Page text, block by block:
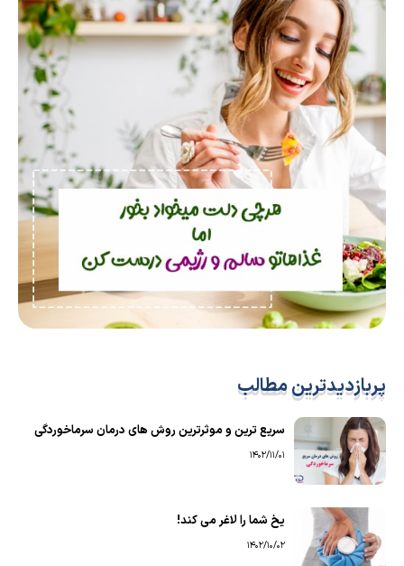
پربازدیدترین مطالب
سریع ترین و موثرترین روش های درمان سرماخوردگی
1402/11/01
یخ شما را لاغر می کند!
1402/10/02